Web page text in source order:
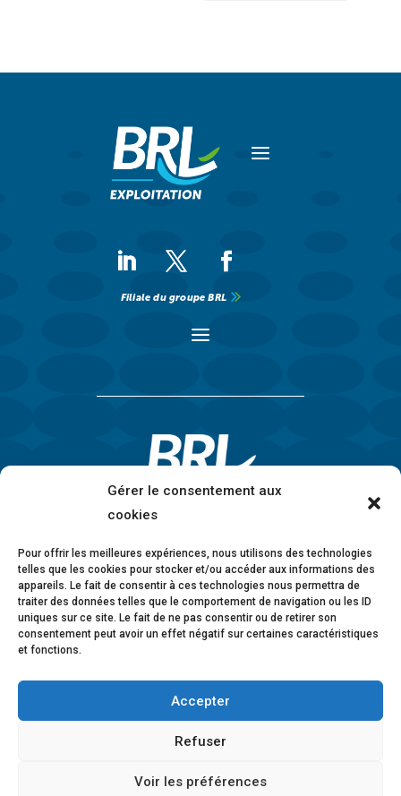
Gérer le consentement aux
cookies
Pour offrir les meilleures expériences, nous utilisons des technologies
telles que les cookies pour stocker et/ou accéder aux informations des
appareils. Le fait de consentir à ces technologies nous permettra de
traiter des données telles que le comportement de navigation ou les ID
uniques sur ce site. Le fait de ne pas consentir ou de retirer son
consentement peut avoir un effet négatif sur certaines caractéristiques
et fonctions.
Accepter
Refuser
Voir les préférences
a
a
Filiale du groupe BRL
• Politique de confidentialité
Lanceurs d’alerte
© 2026 BRL Exploitation